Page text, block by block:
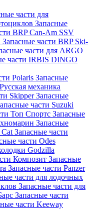
части для
Запасные
BRP Can-Am SSV
Запасные части BRP Ski-
части для ARGO
части IRBIS DINGO
Polaris Запасные
механика
SkipperЗапасные
части Suzuki
Топ Спортс Запасные
Запасные
Запасные части
части Odes
Godzilla
Композит Запасные
Запасные части Panzer
части для лодочных
Запасные части для
Запасные части
части Keeway